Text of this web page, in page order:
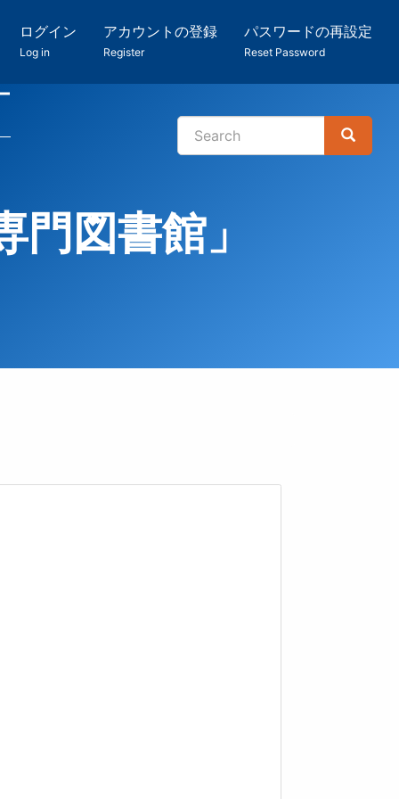
ログイン
Log in
アカウントの登録
Register
パスワードの再設定
Reset Password
検
Search
Search
図書館」